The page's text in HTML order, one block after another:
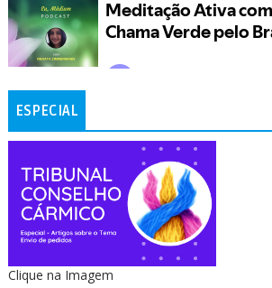
ESPECIAL
Clique na Imagem